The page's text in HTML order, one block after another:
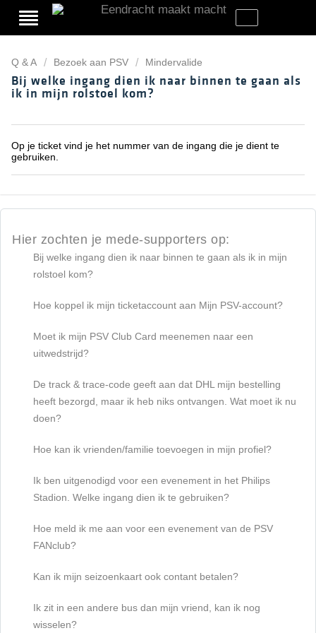
Q & A Bezoek aan PSV Mindervalide
Bij welke ingang dien ik naar binnen te gaan als
ik in mijn rolstoel kom?
Op je ticket vind je het nummer van de ingang die je dient te
gebruiken.
Hier zochten je mede-supporters op:
Bij welke ingang dien ik naar binnen te gaan als ik in mijn
rolstoel kom?
Hoe koppel ik mijn ticketaccount aan Mijn PSV-account?
Moet ik mijn PSV Club Card meenemen naar een
uitwedstrijd?
De track & trace-code geeft aan dat DHL mijn bestelling
heeft bezorgd, maar ik heb niks ontvangen. Wat moet ik nu
doen?
Hoe kan ik vrienden/familie toevoegen in mijn profiel?
Ik ben uitgenodigd voor een evenement in het Philips
Stadion. Welke ingang dien ik te gebruiken?
Hoe meld ik me aan voor een evenement van de PSV
FANclub?
Kan ik mijn seizoenkaart ook contant betalen?
Ik zit in een andere bus dan mijn vriend, kan ik nog
wisselen?